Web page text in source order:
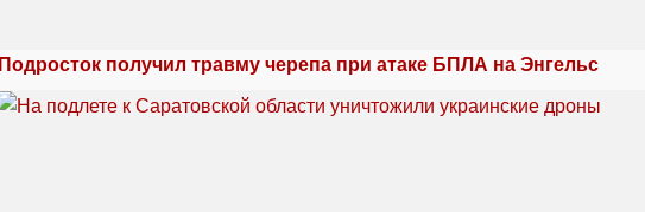
Подросток получил травму черепа при атаке БПЛА на Энгельс